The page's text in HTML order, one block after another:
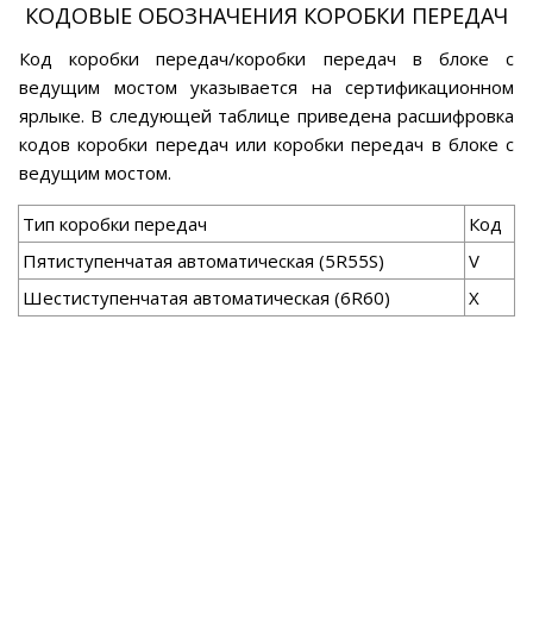
КОДОВЫЕ ОБОЗНАЧЕНИЯ КОРОБКИ ПЕРЕДАЧ
Код коробки передач/коробки передач в блоке с
ведущим мостом указывается на сертификационном
ярлыке. В следующей таблице приведена расшифровка
кодов коробки передач или коробки передач в блоке с
ведущим мостом.
Тип коробки передач
Код
Пятиступенчатая автоматическая (5R55S)
V
Шестиступенчатая автоматическая (6R60)
X